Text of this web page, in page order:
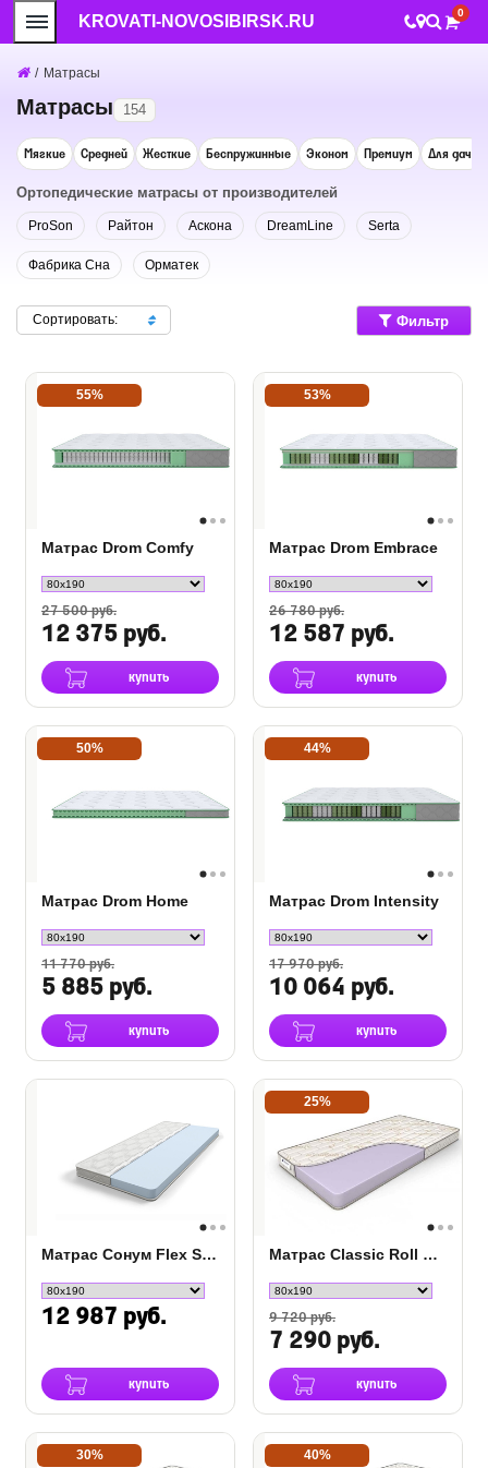
KROVATI-NOVOSIBIRSK.RU 0
/ Матрасы
Матрасы 154
Мягкие Средней Жесткие Беспружинные Эконом Премиум Для дачи
Ортопедические матрасы от производителей
ProSon Райтон Аскона DreamLine Serta
Фабрика Сна Орматек
Сортировать: Фильтр
55%
Матрас Drom Comfy
27 500 руб.
12 375 руб.
купить
53%
Матрас Drom Embrace
26 780 руб.
12 587 руб.
купить
50%
Матрас Drom Home
11 770 руб.
5 885 руб.
купить
44%
Матрас Drom Intensity
17 970 руб.
10 064 руб.
купить
Матрас Сонум Flex Soft
12 987 руб.
купить
25%
Матрас Classic Roll Slim
9 720 руб.
7 290 руб.
купить
30% 40%